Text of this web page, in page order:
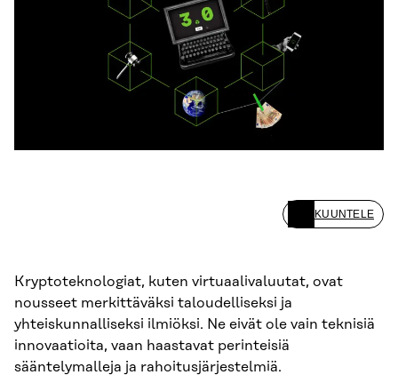
KUUNTELE
Kryptoteknologiat, kuten virtuaalivaluutat, ovat
nousseet merkittäväksi taloudelliseksi ja
yhteiskunnalliseksi ilmiöksi. Ne eivät ole vain teknisiä
innovaatioita, vaan haastavat perinteisiä
sääntelymalleja ja rahoitusjärjestelmiä.